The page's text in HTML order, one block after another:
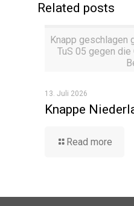
Related posts
Knapp geschlagen
TuS 05 gegen die
13. Juli 2026
Knappe
Read more